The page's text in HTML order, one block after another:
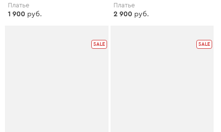
Платье
1 900 руб.
Платье
2 900 руб.
SALE SALE